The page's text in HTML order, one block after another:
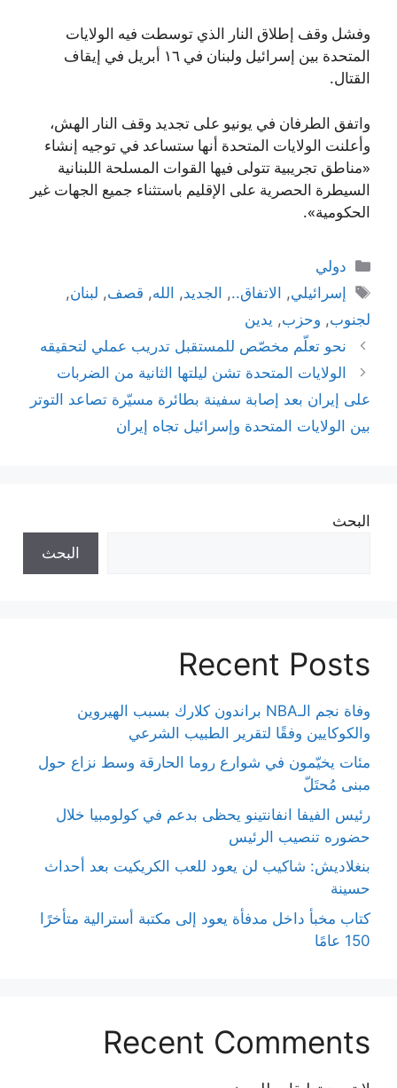
وفشل وقف إطلاق النار الذي توسطت فيه الولايات
المتحدة بين إسرائيل ولبنان في ١٦ أبريل في إيقاف
القتال.
واتفق الطرفان في يونيو على تجديد وقف النار الهش،
وأعلنت الولايات المتحدة أنها ستساعد في توجيه إنشاء
«مناطق تجريبية تتولى فيها القوات المسلحة اللبنانية
السيطرة الحصرية على الإقليم باستثناء جميع الجهات غير
الحكومية».
التصنيفات
دولي
الوسوم
إسرائيلي, الاتفاق.., الجديد, الله, قصف, لبنان,
لجنوب, وحزب, يدين
نحو تعلّم مخصّص للمستقبل تدريب عملي لتحقيقه
الولايات المتحدة تشن ليلتها الثانية من الضربات
على إيران بعد إصابة سفينة بطائرة مسيّرة تصاعد التوتر
بين الولايات المتحدة وإسرائيل تجاه إيران
البحث
البحث
Recent Posts
وفاة نجم الـNBA براندون كلارك بسبب الهيروين
والكوكايين وفقًا لتقرير الطبيب الشرعي
مئات يخيّمون في شوارع روما الحارقة وسط نزاع حول
مبنى مُحتَلّ
رئيس الفيفا انفانتينو يحظى بدعم في كولومبيا خلال
حضوره تنصيب الرئيس
بنغلاديش: شاكيب لن يعود للعب الكريكيت بعد أحداث
حسينة
كتاب مخبأ داخل مدفأة يعود إلى مكتبة أسترالية متأخرًا
150 عامًا
Recent Comments